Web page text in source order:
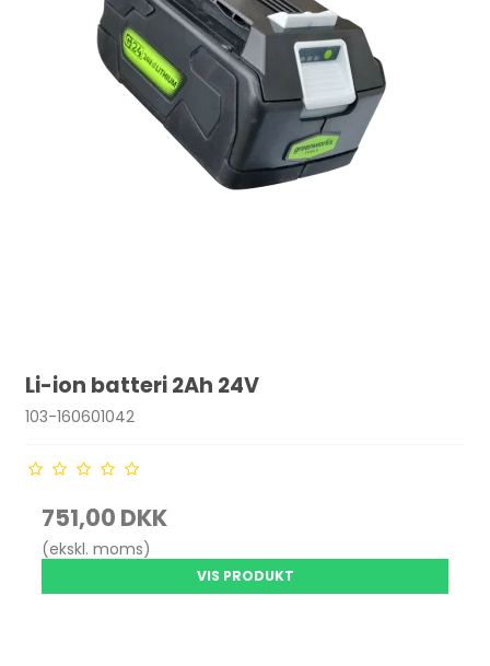
Li-ion batteri 2Ah 24V
103-160601042
751,00 DKK
(ekskl. moms)
VIS PRODUKT